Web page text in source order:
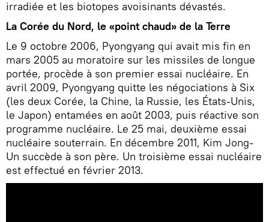
irradiée et les biotopes avoisinants dévastés.
La Corée du Nord, le «point chaud» de la Terre
Le 9 octobre 2006, Pyongyang qui avait mis fin en
mars 2005 au moratoire sur les missiles de longue
portée, procède à son premier essai nucléaire. En
avril 2009, Pyongyang quitte les négociations à Six
(les deux Corée, la Chine, la Russie, les États-Unis,
le Japon) entamées en août 2003, puis réactive son
programme nucléaire. Le 25 mai, deuxième essai
nucléaire souterrain. En décembre 2011, Kim Jong-
Un succède à son père. Un troisième essai nucléaire
est effectué en février 2013.